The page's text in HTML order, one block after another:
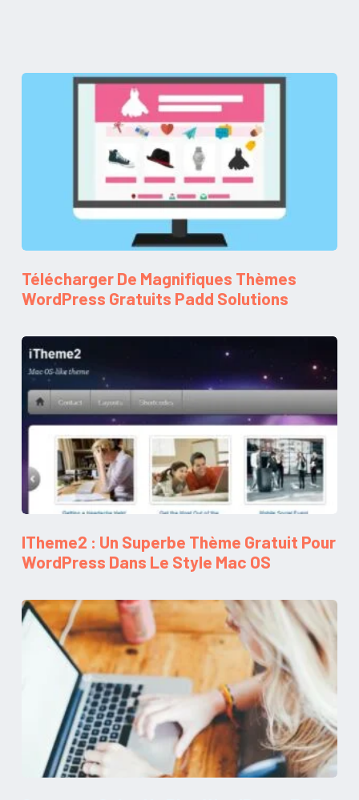
Télécharger De Magnifiques Thèmes
WordPress Gratuits Padd Solutions
ITheme2 : Un Superbe Thème Gratuit Pour
WordPress Dans Le Style Mac OS